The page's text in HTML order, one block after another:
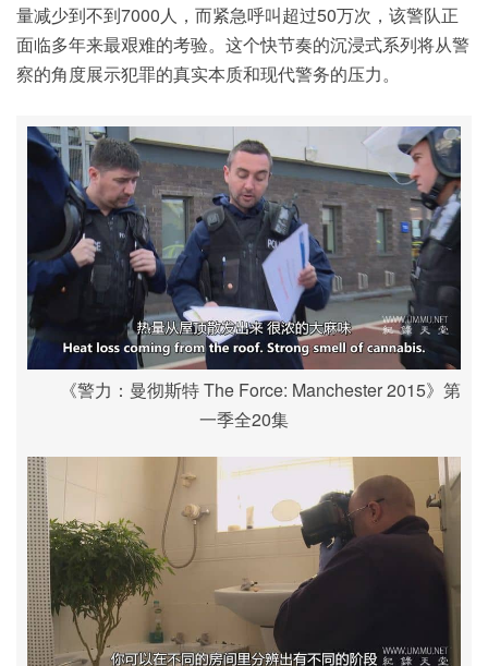
量减少到不到7000人，而紧急呼叫超过50万次，该警队正
面临多年来最艰难的考验。这个快节奏的沉浸式系列将从警
察的角度展示犯罪的真实本质和现代警务的压力。
《警力：曼彻斯特 The Force: Manchester 2015》第
一季全20集